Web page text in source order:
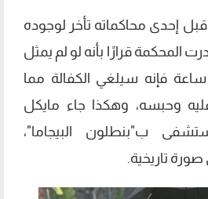
إحدى محاكماته تأخر لوجوده
قرارًا بأنه لو لم يمثل
فإنه سيلغي الكفالة مما
وحبسه، وهكذا جاء مايكل
ب"بنطلون البيجاما"،
تاريخية.